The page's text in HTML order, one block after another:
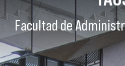
Facultad de